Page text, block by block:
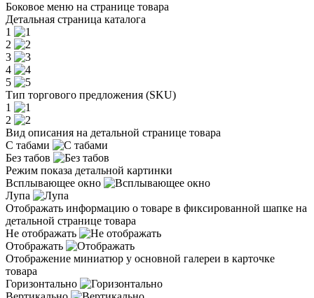
Боковое меню на странице товара
Детальная страница каталога
1
2
3
4
5
Тип торгового предложения (SKU)
1
2
Вид описания на детальной странице товара
С табами
Без табов
Режим показа детальной картинки
Всплывающее окно
Лупа
Отображать информацию о товаре в фиксированной шапке на
детальной странице товара
Не отображать
Отображать
Отображение миниатюр у основной галереи в карточке
товара
Горизонтально